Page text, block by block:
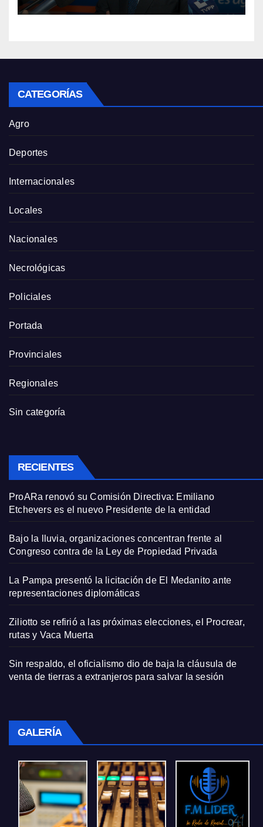
CATEGORÍAS
Agro
Deportes
Internacionales
Locales
Nacionales
Necrológicas
Policiales
Portada
Provinciales
Regionales
Sin categoría
RECIENTES
ProARa renovó su Comisión Directiva: Emiliano
Etchevers es el nuevo Presidente de la entidad
Bajo la lluvia, organizaciones concentran frente al
Congreso contra de la Ley de Propiedad Privada
La Pampa presentó la licitación de El Medanito ante
representaciones diplomáticas
Ziliotto se refirió a las próximas elecciones, el Procrear,
rutas y Vaca Muerta
Sin respaldo, el oficialismo dio de baja la cláusula de
venta de tierras a extranjeros para salvar la sesión
GALERÍA